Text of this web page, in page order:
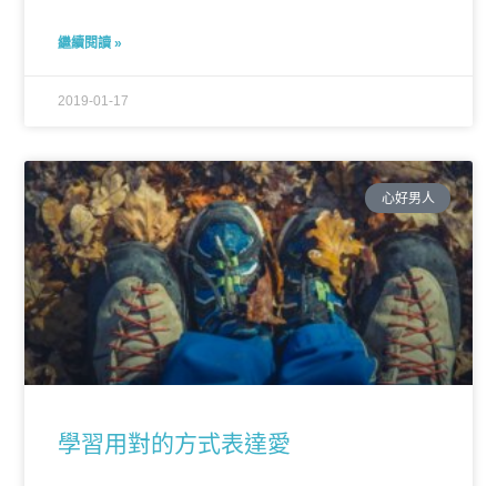
繼續閱讀 »
2019-01-17
心好男人
學習用對的方式表達愛